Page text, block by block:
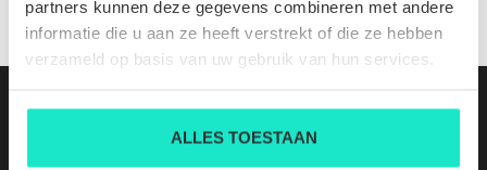
partners kunnen deze gegevens combineren met andere
informatie die u aan ze heeft verstrekt of die ze hebben
verzameld op basis van uw gebruik van hun services.
ALLES TOESTAAN